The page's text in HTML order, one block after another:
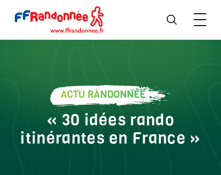
ACTU RANDONNÉE
« 30 idées rando
itinérantes en France »